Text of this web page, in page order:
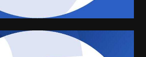
Rivoluzione”: nuovo
appuntamento con “Fasano in
Banda”